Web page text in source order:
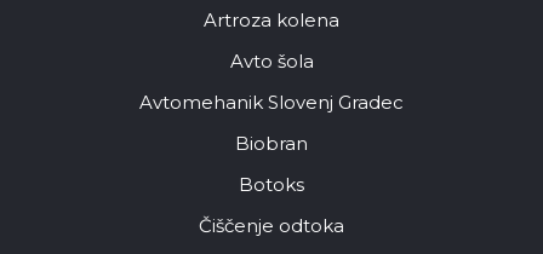
Artroza kolena
Avto šola
Avtomehanik Slovenj Gradec
Biobran
Botoks
Čiščenje odtoka